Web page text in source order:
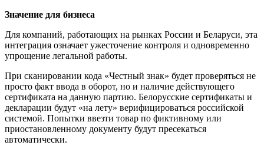
Значение для бизнеса
Для компаний, работающих на рынках России и Беларуси, эта
интеграция означает ужесточение контроля и одновременно
упрощение легальной работы.
При сканировании кода «Честный знак» будет проверяться не
просто факт ввода в оборот, но и наличие действующего
сертификата на данную партию. Белорусские сертификаты и
декларации будут «на лету» верифицироваться российской
системой. Попытки ввезти товар по фиктивному или
приостановленному документу будут пресекаться
автоматически.